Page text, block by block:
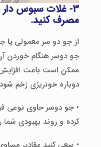
۳- غلات سبوس دار
مصرف کنید.
از جو دو سر معمولی یا
جو دوسر هنگام خوردن
ممکن است باعث
دوباره خونریزی زخم
• جو دوسر حاوی نوعی
کرده و روند بهبودی شما